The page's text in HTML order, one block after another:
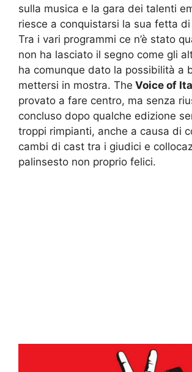
sulla musica e la gara dei talenti
riesce a conquistarsi la sua fetta
Tra i vari programmi ce n’è stato
non ha lasciato il segno come gli
ha comunque dato la possibilità a
mettersi in mostra. The Voice of
provato a fare centro, ma senza
concluso dopo qualche edizione
troppi rimpianti, anche a causa di
cambi di cast tra i giudici e
palinsesto non proprio felici.